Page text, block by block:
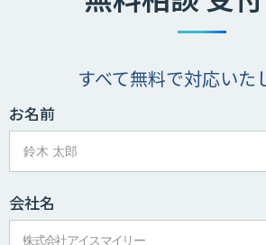
すべて無料で対応いた
お名前
会社名